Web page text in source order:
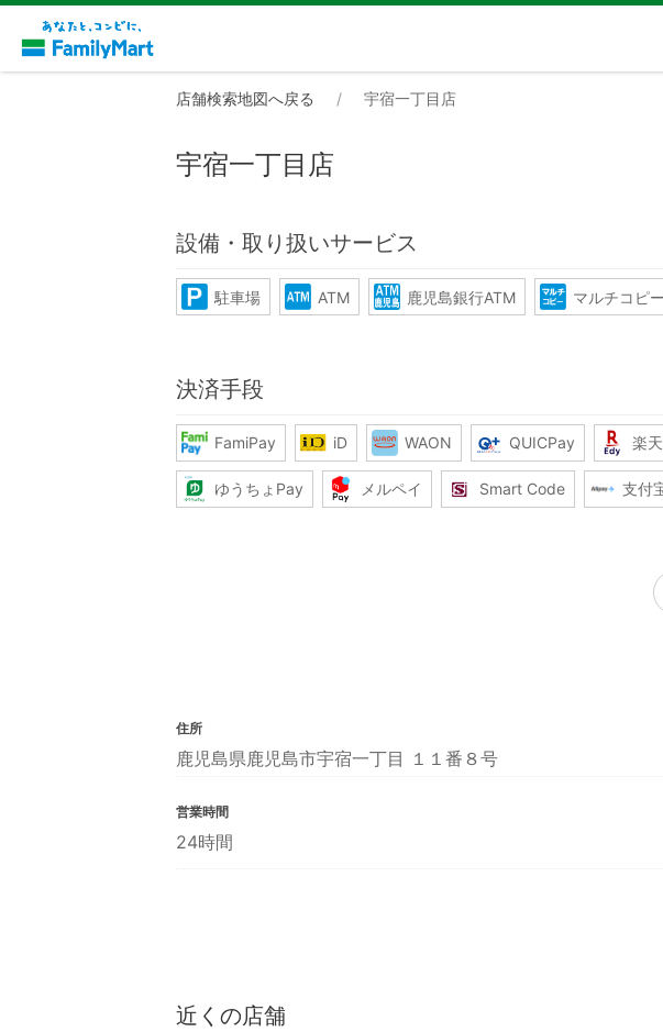
店舗検索地図へ戻る 宇宿一丁目店
宇宿一丁目店
設備・取り扱いサービス
駐車場 ATM 鹿児島銀行ATM マルチコピー
決済手段
FamiPay iD WAON QUICPay 楽
ゆうちょPay メルペイ Smart Code 支付
住所
鹿児島県鹿児島市宇宿一丁目 １１番８号
営業時間
24時間
近くの店舗